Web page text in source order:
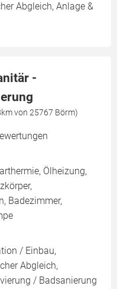
Abgleich, Anlage &
-
von 25767 Börm)
Ölheizung,
Badezimmer,
/ Einbau,
Abgleich,
/ Badsanierung